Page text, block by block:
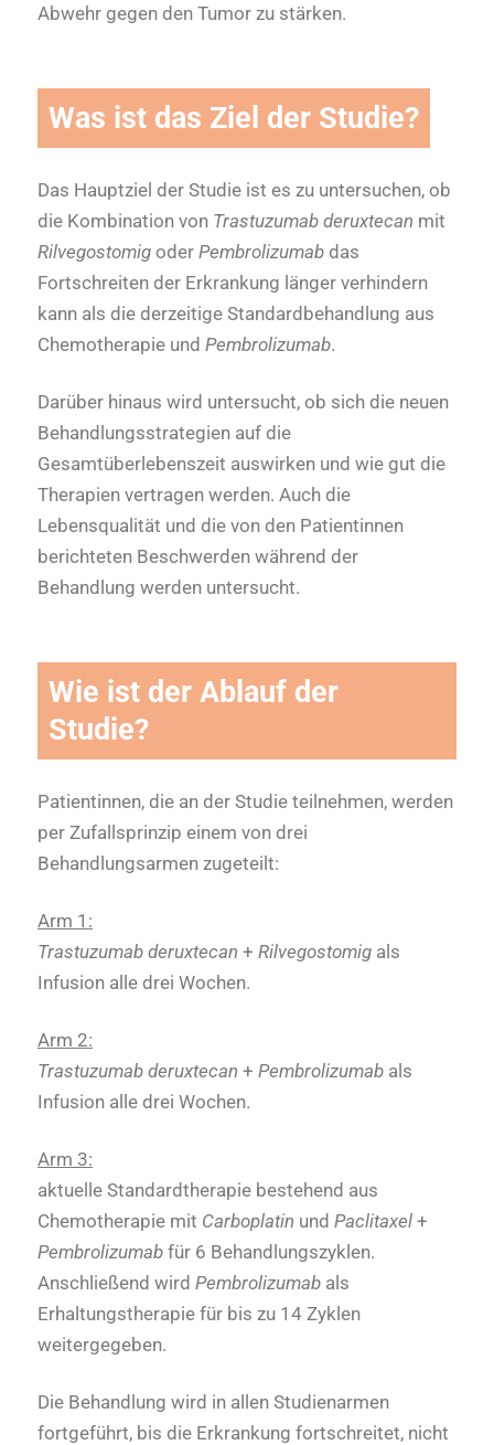
Abwehr gegen den Tumor zu stärken.
Was ist das Ziel der Studie?
Das Hauptziel der Studie ist es zu untersuchen, ob
die Kombination von Trastuzumab deruxtecan mit
Rilvegostomig oder Pembrolizumab das
Fortschreiten der Erkrankung länger verhindern
kann als die derzeitige Standardbehandlung aus
Chemotherapie und Pembrolizumab.
Darüber hinaus wird untersucht, ob sich die neuen
Behandlungsstrategien auf die
Gesamtüberlebenszeit auswirken und wie gut die
Therapien vertragen werden. Auch die
Lebensqualität und die von den Patientinnen
berichteten Beschwerden während der
Behandlung werden untersucht.
Wie ist der Ablauf der
Studie?
Patientinnen, die an der Studie teilnehmen, werden
per Zufallsprinzip einem von drei
Behandlungsarmen zugeteilt:
Arm 1:
Trastuzumab deruxtecan + Rilvegostomig als
Infusion alle drei Wochen.
Arm 2:
Trastuzumab deruxtecan + Pembrolizumab als
Infusion alle drei Wochen.
Arm 3:
aktuelle Standardtherapie bestehend aus
Chemotherapie mit Carboplatin und Paclitaxel +
Pembrolizumab für 6 Behandlungszyklen.
Anschließend wird Pembrolizumab als
Erhaltungstherapie für bis zu 14 Zyklen
weitergegeben.
Die Behandlung wird in allen Studienarmen
fortgeführt, bis die Erkrankung fortschreitet, nicht